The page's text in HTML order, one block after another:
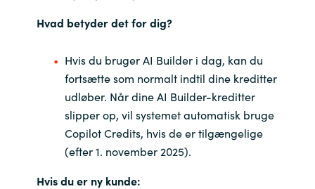
Spain
Sri Lanka
Sweden
Switzerland
Hvad betyder det for dig?
Hvis du bruger AI Builder i dag, kan du
fortsætte som normalt indtil dine kreditter
udløber. Når dine AI Builder-kreditter
slipper op, vil systemet automatisk bruge
Copilot Credits, hvis de er tilgængelige
(efter 1. november 2025).
Hvis du er ny kunde: